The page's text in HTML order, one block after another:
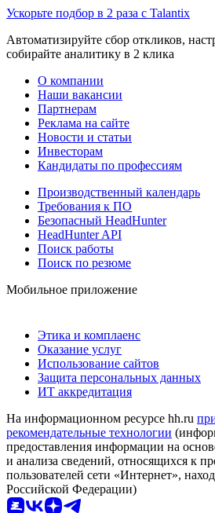
Ускорьте подбор в 2 раза с Talantix
Автоматизируйте сбор откликов,
собирайте аналитику в 2 клика
О компании
Наши вакансии
Партнерам
Реклама на сайте
Новости и статьи
Инвесторам
Кандидаты по профессиям
Производственный календарь
Требования к ПО
Безопасный HeadHunter
HeadHunter API
Поиск работы
Поиск по резюме
Мобильное приложение
Этика и комплаенс
Оказание услуг
Использование сайтов
Защита персональных данных
ИТ аккредитация
На информационном ресурсе hh.ru
рекомендательные технологии
предоставления информации на
и анализа сведений, относящихся к
пользователей сети «Интернет»,
Российской Федерации)